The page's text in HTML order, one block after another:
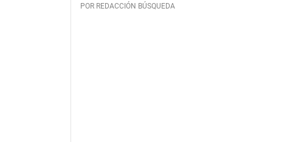
POR REDACCIÓN BÚSQUEDA